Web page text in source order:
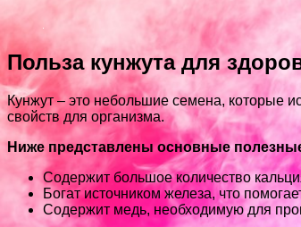
Польза кунжута для
Кунжут – это небольшие семена, которые
свойств для организма.
Ниже представлены основные
Содержит большое количество
Богат источником железа, что
Содержит медь, необходимую для